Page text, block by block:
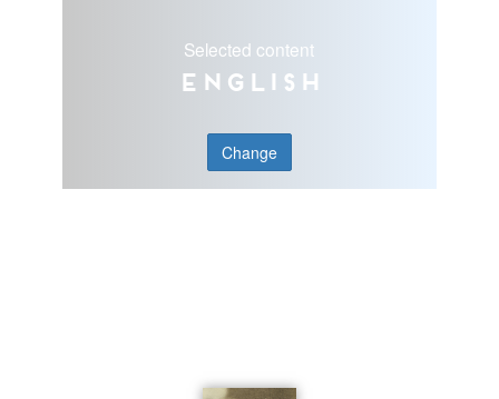
Selected content
English
Change